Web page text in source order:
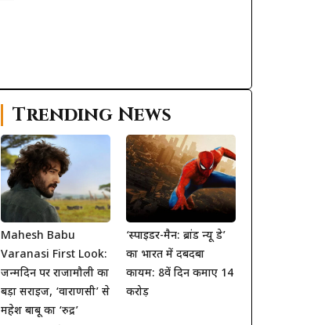
Trending News
Mahesh Babu
Varanasi First Look:
जन्मदिन पर राजामौली का
बड़ा सरप्राइज, ‘वाराणसी’ से
महेश बाबू का ‘रुद्र’
‘स्पाइडर-मैन: ब्रांड न्यू डे’
का भारत में दबदबा
कायम: 8वें दिन कमाए 14
करोड़